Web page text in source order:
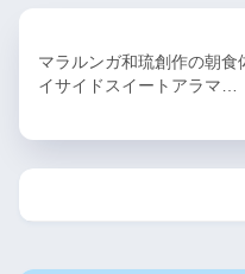
マラルンガ和琉創作の朝食
イサイドスイートアラマ…